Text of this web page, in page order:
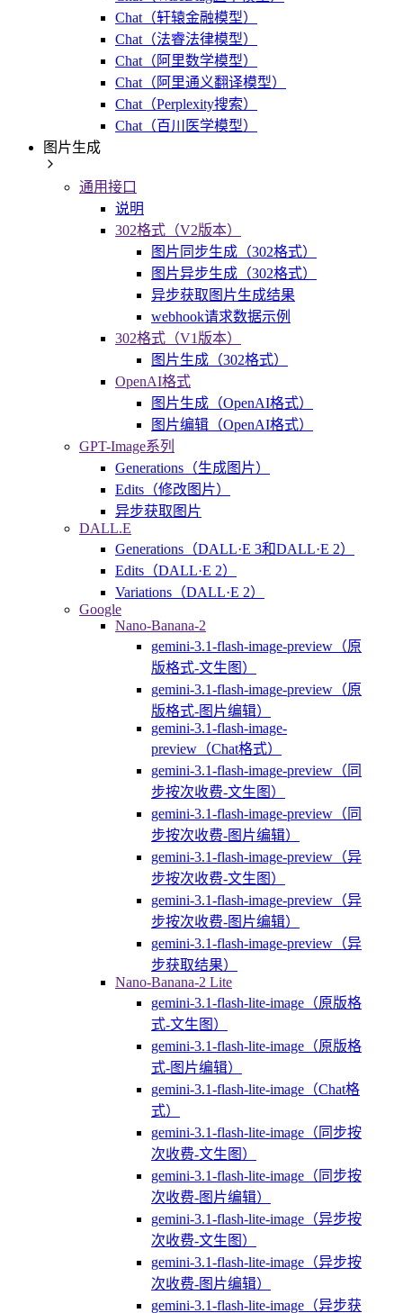
Chat（轩辕金融模型）
Chat（法睿法律模型）
Chat（阿里数学模型）
Chat（阿里通义翻译模型）
Chat（Perplexity搜索）
Chat（百川医学模型）
图片生成
通用接口
说明
302格式（V2版本）
图片同步生成（302格式）
图片异步生成（302格式）
异步获取图片生成结果
webhook请求数据示例
302格式（V1版本）
图片生成（302格式）
OpenAI格式
图片生成（OpenAI格式）
图片编辑（OpenAI格式）
GPT-Image系列
Generations（生成图片）
Edits（修改图片）
异步获取图片
DALL.E
Generations（DALL·E 3和DALL·E 2）
Edits（DALL·E 2）
Variations（DALL·E 2）
Google
Nano-Banana-2
gemini-3.1-flash-image-preview（原
版格式-文生图）
gemini-3.1-flash-image-preview（原
版格式-图片编辑）
gemini-3.1-flash-image-
preview（Chat格式）
gemini-3.1-flash-image-preview（同
步按次收费-文生图）
gemini-3.1-flash-image-preview（同
步按次收费-图片编辑）
gemini-3.1-flash-image-preview（异
步按次收费-文生图）
gemini-3.1-flash-image-preview（异
步按次收费-图片编辑）
gemini-3.1-flash-image-preview（异
步获取结果）
Nano-Banana-2 Lite
gemini-3.1-flash-lite-image（原版格
式-文生图）
gemini-3.1-flash-lite-image（原版格
式-图片编辑）
gemini-3.1-flash-lite-image（Chat格
式）
gemini-3.1-flash-lite-image（同步按
次收费-文生图）
gemini-3.1-flash-lite-image（同步按
次收费-图片编辑）
gemini-3.1-flash-lite-image（异步按
次收费-文生图）
gemini-3.1-flash-lite-image（异步按
次收费-图片编辑）
gemini-3.1-flash-lite-image（异步获